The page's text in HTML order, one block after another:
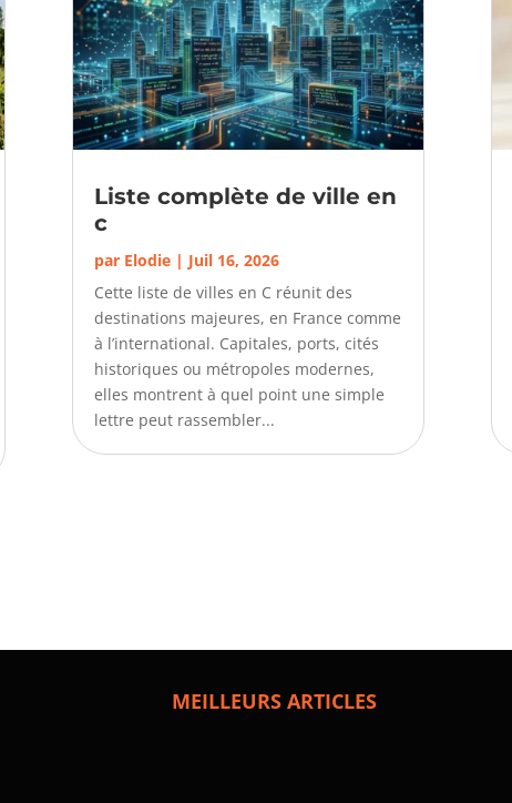
Liste complète de ville en
c
par Elodie| Juil 16, 2026
Cette liste de villes en C réunit des
destinations majeures, en France comme
à l’international. Capitales, ports, cités
historiques ou métropoles modernes,
elles montrent à quel point une simple
lettre peut rassembler...
MEILLEURS ARTICLES